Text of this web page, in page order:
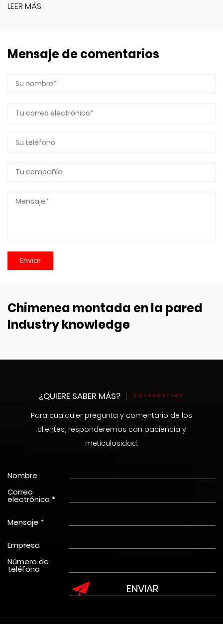
LEER MÁS
Mensaje de comentarios
Chimenea montada en la pared
Industry knowledge
¿QUIERE SABER MÁS? CONTÁCTENOS
Para cualquier pregunta y comentario de los
clientes, responderemos con paciencia y
meticulosidad.
Nombre
Correo
electrónico *
Mensaje *
Empresa
Número de
teléfono